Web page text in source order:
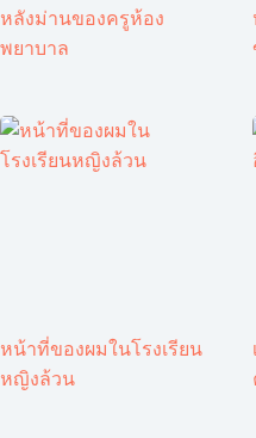
หลังม่านของครูห้อง
พยาบาล
หน้าที่ของผมในโรงเรียน
หญิงล้วน